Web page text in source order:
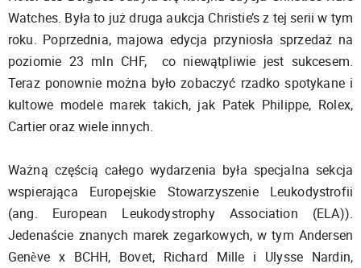
Watches. Była to już druga aukcja Christie’s z tej serii w tym
roku. Poprzednia, majowa edycja przyniosła sprzedaż na
poziomie 23 mln CHF, co niewątpliwie jest sukcesem.
Teraz ponownie można było zobaczyć rzadko spotykane i
kultowe modele marek takich, jak Patek Philippe, Rolex,
Cartier oraz wiele innych.
Ważną częścią całego wydarzenia była specjalna sekcja
wspierająca Europejskie Stowarzyszenie Leukodystrofii
(ang. European Leukodystrophy Association (ELA)).
Jedenaście znanych marek zegarkowych, w tym Andersen
Genève x BCHH, Bovet, Richard Mille i Ulysse Nardin,